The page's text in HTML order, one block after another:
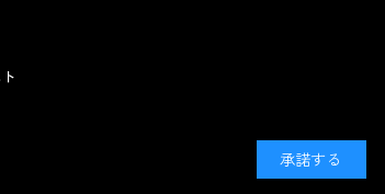
承諾する